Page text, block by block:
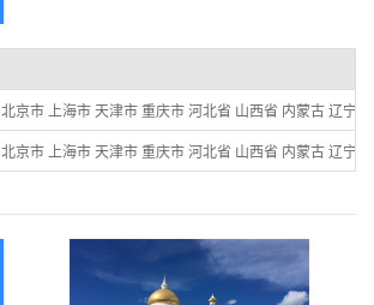
北京市 上海市 天津市 重庆市 河北省 山西省 内蒙古 辽宁
北京市 上海市 天津市 重庆市 河北省 山西省 内蒙古 辽宁